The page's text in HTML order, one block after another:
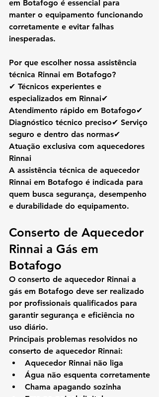
em Botafogo é essencial para
manter o equipamento funcionando
corretamente e evitar falhas
inesperadas.
Por que escolher nossa assistência
técnica Rinnai em Botafogo?
✔ Técnicos experientes e
especializados em Rinnai✔
Atendimento rápido em Botafogo✔
Diagnóstico técnico preciso✔ Serviço
seguro e dentro das normas✔
Atuação exclusiva com aquecedores
Rinnai
A assistência técnica de aquecedor
Rinnai em Botafogo é indicada para
quem busca segurança, desempenho
e durabilidade do equipamento.
Conserto de Aquecedor
Rinnai a Gás em
Botafogo
O conserto de aquecedor Rinnai a
gás em Botafogo deve ser realizado
por profissionais qualificados para
garantir segurança e eficiência no
uso diário.
Principais problemas resolvidos no
conserto de aquecedor Rinnai:
Aquecedor Rinnai não liga
Água não esquenta corretamente
Chama apagando sozinha